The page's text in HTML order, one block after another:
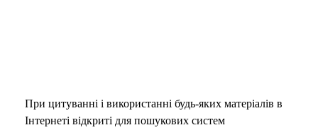
При цитуванні і використанні будь-яких матеріалів в
Інтернеті відкриті для пошукових систем